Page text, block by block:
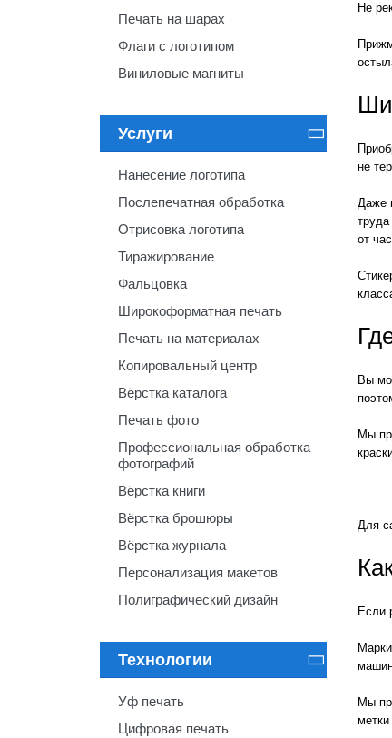
Печать на шарах
Флаги с логотипом
Виниловые магниты
Услуги 
Нанесение логотипа
Послепечатная обработка
Отрисовка логотипа
Тиражирование
Фальцовка
Широкоформатная печать
Печать на материалах
Копировальный центр
Вёрстка каталога
Печать фото
Профессиональная обработка
фотографий
Вёрстка книги
Вёрстка брошюры
Вёрстка журнала
Персонализация макетов
Полиграфический дизайн
Технологии 
Уф печать
Цифровая печать
Не
не
Даже
от
Вы
Мы
Для
Если
Мы